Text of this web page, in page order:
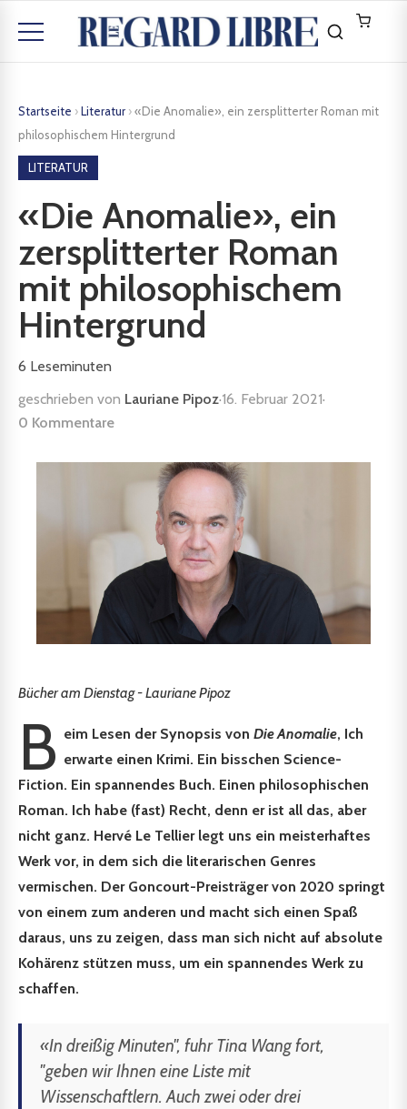
Startseite ›Literatur ›«Die Anomalie», ein zersplitterter Roman mit
philosophischem Hintergrund
LITERATUR
«Die Anomalie», ein
zersplitterter Roman
mit philosophischem
Hintergrund
6 Leseminuten
geschrieben von Lauriane Pipoz·16. Februar 2021·
0 Kommentare
Bücher am Dienstag - Lauriane Pipoz
B eim Lesen der Synopsis vonDie Anomalie, Ich
erwarte einen Krimi. Ein bisschen Science-
Fiction. Ein spannendes Buch. Einen philosophischen
Roman. Ich habe (fast) Recht, denn er ist all das, aber
nicht ganz. Hervé Le Tellier legt uns ein meisterhaftes
Werk vor, in dem sich die literarischen Genres
vermischen. Der Goncourt-Preisträger von 2020 springt
von einem zum anderen und macht sich einen Spaß
daraus, uns zu zeigen, dass man sich nicht auf absolute
Kohärenz stützen muss, um ein spannendes Werk zu
schaffen.
«In dreißig Minuten", fuhr Tina Wang fort,
"geben wir Ihnen eine Liste mit
Wissenschaftlern. Auch zwei oder drei